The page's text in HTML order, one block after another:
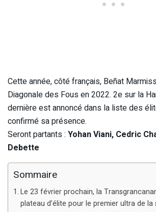
Cette année, côté français, Beñat
Diagonale des Fous en 2022. 2e sur la
dernière est annoncé dans la liste des
confirmé sa présence.
Seront partants : Yohan Viani, Cedric
Debette
Sommaire
Le 23 février prochain, la
plateau d’élite pour le premier ultra de la